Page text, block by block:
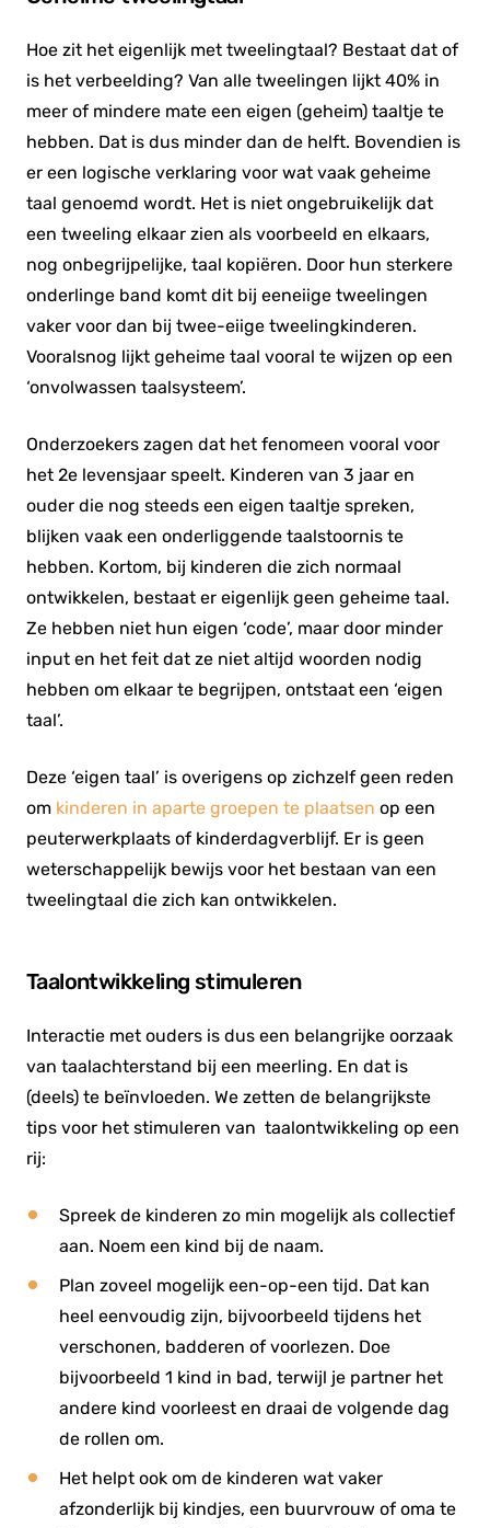
Hoe zit het eigenlijk met tweelingtaal? Bestaat dat of
is het verbeelding? Van alle tweelingen lijkt 40% in
meer of mindere mate een eigen (geheim) taaltje te
hebben. Dat is dus minder dan de helft. Bovendien is
er een logische verklaring voor wat vaak geheime
taal genoemd wordt. Het is niet ongebruikelijk dat
een tweeling elkaar zien als voorbeeld en elkaars,
nog onbegrijpelijke, taal kopiëren. Door hun sterkere
onderlinge band komt dit bij eeneiige tweelingen
vaker voor dan bij twee-eiige tweelingkinderen.
Vooralsnog lijkt geheime taal vooral te wijzen op een
‘onvolwassen taalsysteem’.
Onderzoekers zagen dat het fenomeen vooral voor
het 2e levensjaar speelt. Kinderen van 3 jaar en
ouder die nog steeds een eigen taaltje spreken,
blijken vaak een onderliggende taalstoornis te
hebben. Kortom, bij kinderen die zich normaal
ontwikkelen, bestaat er eigenlijk geen geheime taal.
Ze hebben niet hun eigen ‘code’, maar door minder
input en het feit dat ze niet altijd woorden nodig
hebben om elkaar te begrijpen, ontstaat een ‘eigen
taal’.
Deze ‘eigen taal’ is overigens op zichzelf geen reden
om kinderen in aparte groepen te plaatsen op een
peuterwerkplaats of kinderdagverblijf. Er is geen
weterschappelijk bewijs voor het bestaan van een
tweelingtaal die zich kan ontwikkelen.
Taalontwikkeling stimuleren
Interactie met ouders is dus een belangrijke oorzaak
van taalachterstand bij een meerling. En dat is
(deels) te beïnvloeden. We zetten de belangrijkste
tips voor het stimuleren van taalontwikkeling op een
rij:
Spreek de kinderen zo min mogelijk als collectief
aan. Noem een kind bij de naam.
Plan zoveel mogelijk een-op-een tijd. Dat kan
heel eenvoudig zijn, bijvoorbeeld tijdens het
verschonen, badderen of voorlezen. Doe
bijvoorbeeld 1 kind in bad, terwijl je partner het
andere kind voorleest en draai de volgende dag
de rollen om.
Het helpt ook om de kinderen wat vaker
afzonderlijk bij kindjes, een buurvrouw of oma te